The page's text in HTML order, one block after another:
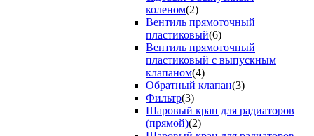
коленом(2)
Вентиль прямоточный
пластиковый(6)
Вентиль прямоточный
пластиковый с выпускным
клапаном(4)
Обратный клапан(3)
Фильтр(3)
Шаровый кран для радиаторов
(прямой)(2)